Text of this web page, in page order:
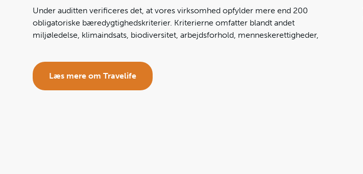
Under auditten verificeres det, at vores virksomhed opfylder mere end 200
obligatoriske bæredygtighedskriterier. Kriterierne omfatter blandt andet
miljøledelse, klimaindsats, biodiversitet, arbejdsforhold, menneskerettigheder,
Læs mere om Travelife